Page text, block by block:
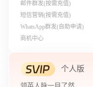
邮件群发(按需充值)
短信营销(按需充值)
WhatsApp群发(自助申请)
商机中心
个人版